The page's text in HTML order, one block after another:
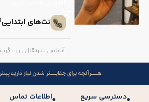
نت‌های ابتدایی
آناناس , پرتقال , رز ,
فروت
هــــــرآنچه برای جذابـــــتر شدن نیاز
دسترسی سریع اطلاعات تماس